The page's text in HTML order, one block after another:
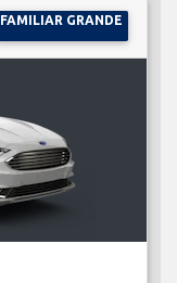
FAMILIAR GRANDE